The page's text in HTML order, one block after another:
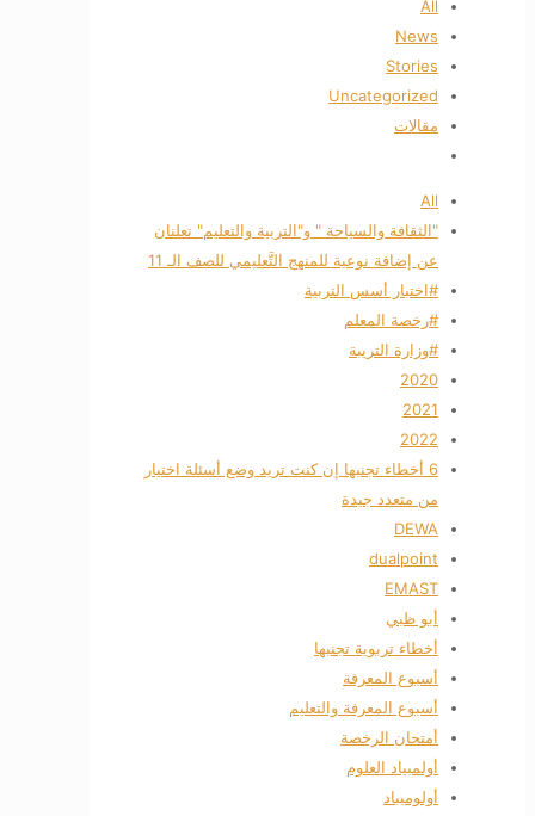
All
News
Stories
Uncategorized
مقالات
All
"الثقافة والسياحة " و"التربية والتعليم" تعلنان
عن إضافة نوعية للمنهج التَّعليمي للصف الـ 11
#اختبار أسس التربية
#رخصة المعلم
#وزارة التريبة
2020
2021
2022
6 أخطاء تجنبها إن كنت تريد وضع أسئلة اختيار
من متعدد جيدة
DEWA
dualpoint
EMAST
أبو ظبي
أخطاء تربوية تجنبها
أسبوع المعرفة
أسبوع المعرفة والتعليم
أمتحان الرخصة
أولمبياد العلوم
أولومبباد